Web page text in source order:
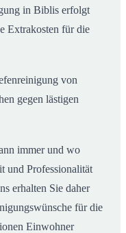
in Biblis erfolgt
Extrakosten für die
von
gegen lästigen
immer und wo
und Professionalität
erhalten Sie daher
für die
Einwohner